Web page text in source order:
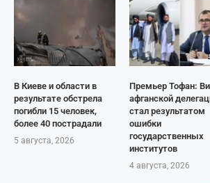
В Киеве и области в
результате обстрела
погибли 15 человек,
более 40 пострадали
5 августа, 2026
Премьер Тофан:
афганской
стал результатом
ошибки
государственных
институтов
4 августа, 2026